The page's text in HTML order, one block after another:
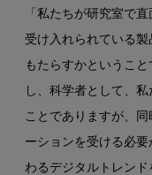
「私たちが研究室で
受け入れられている
もたらすかというこ
し、科学者として、
ことでありますが、
ーションを受ける必
わるデジタルトレン